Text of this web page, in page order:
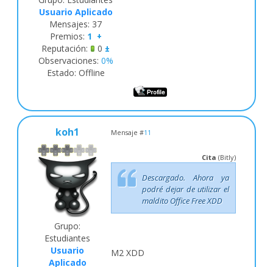
Usuario Aplicado
Mensajes: 37
Premios: 1 +
Reputación: 0 ±
Observaciones: 0%
Estado: Offline
koh1 Mensaje #11
Grupo:
Estudiantes
Usuario
Aplicado
Cita (Bitly)
Descargado. Ahora ya
podré dejar de utilizar el
maldito Office Free XDD
M2 XDD